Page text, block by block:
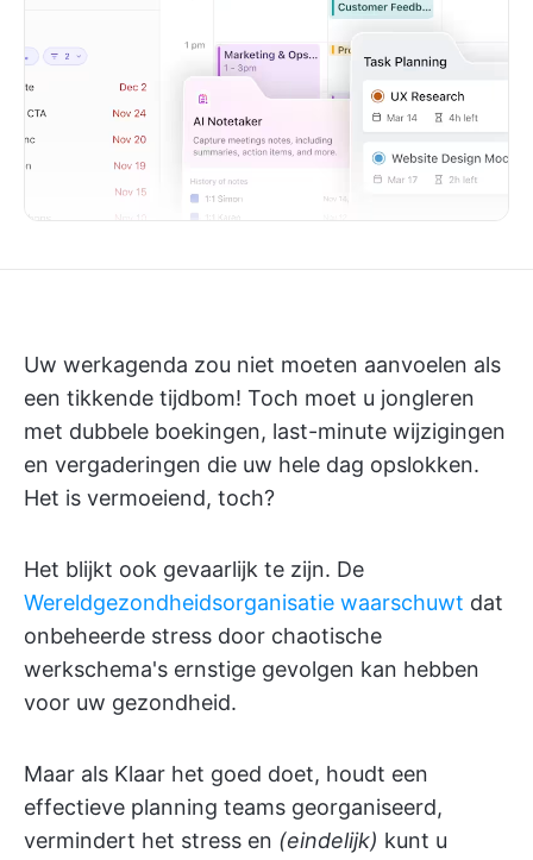
Uw werkagenda zou niet moeten aanvoelen als
een tikkende tijdbom! Toch moet u jongleren
met dubbele boekingen, last-minute wijzigingen
en vergaderingen die uw hele dag opslokken.
Het is vermoeiend, toch?
Het blijkt ook gevaarlijk te zijn. De
Wereldgezondheidsorganisatie waarschuwt dat
onbeheerde stress door chaotische
werkschema's ernstige gevolgen kan hebben
voor uw gezondheid.
Maar als Klaar het goed doet, houdt een
effectieve planning teams georganiseerd,
vermindert het stress en (eindelijk) kunt u